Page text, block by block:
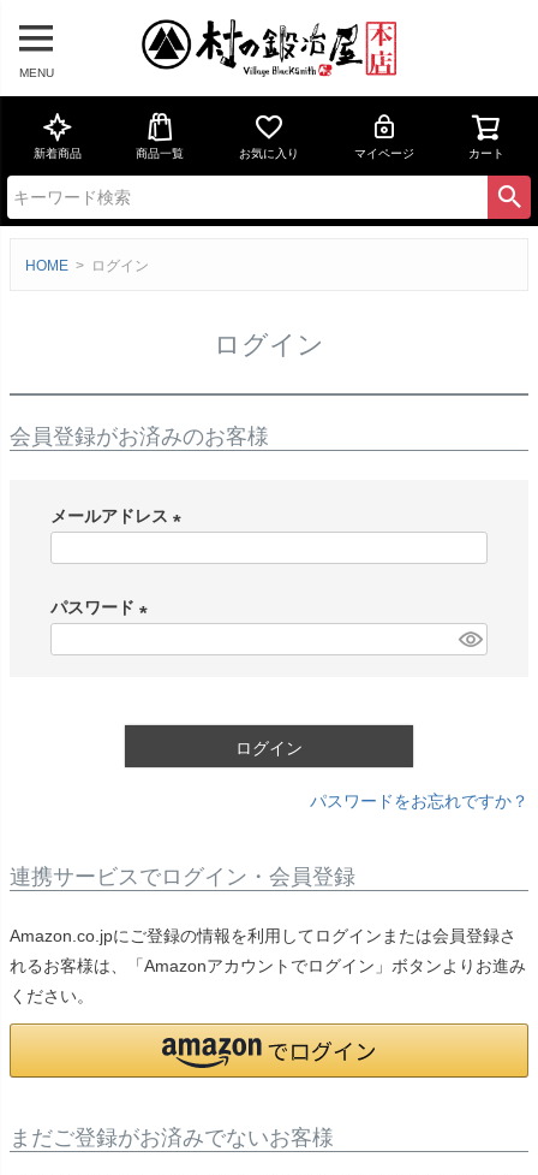
MENU
新着商品 商品一覧 お気に入り マイページ カート
HOME ログイン
ログイン
会員登録がお済みのお客様
メールアドレス
パスワード
ログイン
パスワードをお忘れですか？
連携サービスでログイン・会員登録
Amazon.co.jpにご登録の情報を利用してログインまたは会員登録さ
れるお客様は、「Amazonアカウントでログイン」ボタンよりお進み
ください。
まだご登録がお済みでないお客様